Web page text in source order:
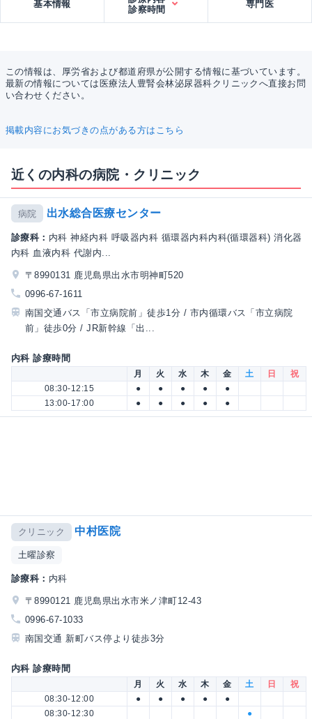
基本情報
診察時間
専門医
この情報は、厚労省および都道府県が公開する情報に基づいています。
最新の情報については医療法人豊腎会林泌尿器科クリニックへ直接お問
い合わせください。
掲載内容にお気づきの点がある方はこちら
近くの内科の病院・クリニック
病院 出水総合医療センター
診療科： 内科 神経内科 呼吸器内科 循環器内科内科(循環器科) 消化器
内科 血液内科 代謝内...
〒8990131 鹿児島県出水市明神町520
0996-67-1611
南国交通バス「市立病院前」徒歩1分 / 市内循環バス「市立病院
前」徒歩0分 / JR新幹線「出...
内科 診療時間
月 火 水 木 金 土 日
祝
08:30-12:15
● ● ● ●
●
13:00-17:00
● ● ● ● ●
クリニック 中村医院
土曜診察
診療科： 内科
〒8990121 鹿児島県出水市米ノ津町12-43
0996-67-1033
南国交通 新町バス停より徒歩3分
内科 診療時間
月 火 水 木 金 土 日
祝
08:30-12:00
● ● ● ●
●
08:30-12:30
●